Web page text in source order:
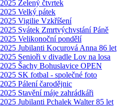
2025 Zelený čtvrtek
2025 Velký pátek
2025 Vigilie Vzkříšení
2025 Svátek Zmrtvýchvstání Páně
2025 Velikonoční pondělí
2025 Jubilanti Kocurová Anna 86 let
2025 Senioři v divadle Lov na losa
2025 Šachy Bohuslavice OPEN
2025 SK fotbal - společné foto
2025 Pálení čarodějnic
2025 Stavění máje zahrádkáři
2025 Jubilanti Pchalek Walter 85 let